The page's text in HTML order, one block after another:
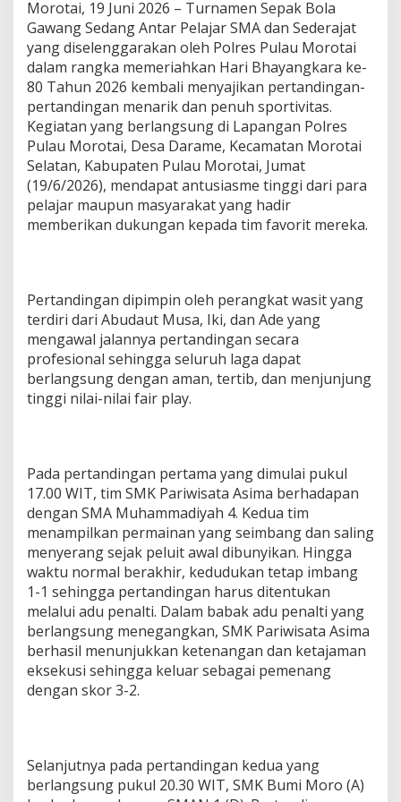
Morotai, 19 Juni 2026 – Turnamen Sepak Bola
Gawang Sedang Antar Pelajar SMA dan Sederajat
yang diselenggarakan oleh Polres Pulau Morotai
dalam rangka memeriahkan Hari Bhayangkara ke-
80 Tahun 2026 kembali menyajikan pertandingan-
pertandingan menarik dan penuh sportivitas.
Kegiatan yang berlangsung di Lapangan Polres
Pulau Morotai, Desa Darame, Kecamatan Morotai
Selatan, Kabupaten Pulau Morotai, Jumat
(19/6/2026), mendapat antusiasme tinggi dari para
pelajar maupun masyarakat yang hadir
memberikan dukungan kepada tim favorit mereka.
Pertandingan dipimpin oleh perangkat wasit yang
terdiri dari Abudaut Musa, Iki, dan Ade yang
mengawal jalannya pertandingan secara
profesional sehingga seluruh laga dapat
berlangsung dengan aman, tertib, dan menjunjung
tinggi nilai-nilai fair play.
Pada pertandingan pertama yang dimulai pukul
17.00 WIT, tim SMK Pariwisata Asima berhadapan
dengan SMA Muhammadiyah 4. Kedua tim
menampilkan permainan yang seimbang dan saling
menyerang sejak peluit awal dibunyikan. Hingga
waktu normal berakhir, kedudukan tetap imbang
1-1 sehingga pertandingan harus ditentukan
melalui adu penalti. Dalam babak adu penalti yang
berlangsung menegangkan, SMK Pariwisata Asima
berhasil menunjukkan ketenangan dan ketajaman
eksekusi sehingga keluar sebagai pemenang
dengan skor 3-2.
Selanjutnya pada pertandingan kedua yang
berlangsung pukul 20.30 WIT, SMK Bumi Moro (A)